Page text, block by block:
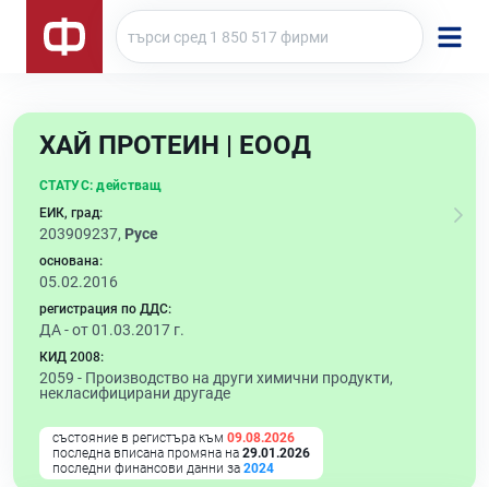
ХАЙ ПРОТЕИН | ЕООД
СТАТУС: действащ
ЕИК, град:
203909237, Русе
основана:
05.02.2016
регистрация по ДДС:
ДА - от 01.03.2017 г.
КИД 2008:
2059 - Производство на други химични продукти,
некласифицирани другаде
състояние в регистъра към 09.08.2026
последна вписана промяна на 29.01.2026
последни финансови данни за 2024